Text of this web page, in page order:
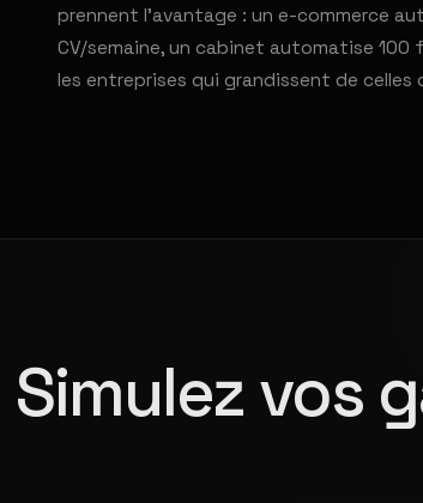
prennent l'avantage : un e-commerce
CV/semaine, un cabinet automatise
les entreprises qui grandissent de celles
Simulez vos